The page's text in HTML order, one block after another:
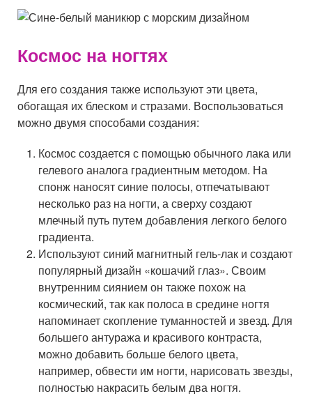
Космос на ногтях
Для его создания также используют эти цвета,
обогащая их блеском и стразами. Воспользоваться
можно двумя способами создания:
Космос создается с помощью обычного лака или
гелевого аналога градиентным методом. На
спонж наносят синие полосы, отпечатывают
несколько раз на ногти, а сверху создают
млечный путь путем добавления легкого белого
градиента.
Используют синий магнитный гель-лак и создают
популярный дизайн «кошачий глаз». Своим
внутренним сиянием он также похож на
космический, так как полоса в средине ногтя
напоминает скопление туманностей и звезд. Для
большего антуража и красивого контраста,
можно добавить больше белого цвета,
например, обвести им ногти, нарисовать звезды,
полностью накрасить белым два ногтя.